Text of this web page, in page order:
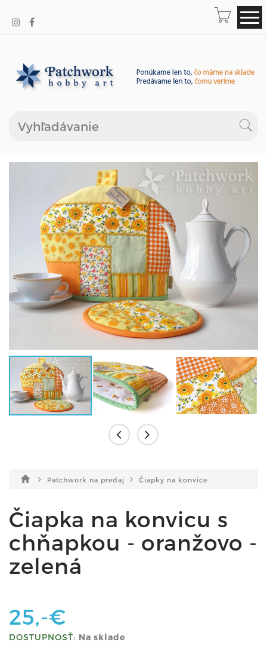
Patchwork na predaj Čiapky na konvice
Čiapka na konvicu s
chňapkou - oranžovo -
zelená
25,-€
DOSTUPNOSŤ: Na sklade